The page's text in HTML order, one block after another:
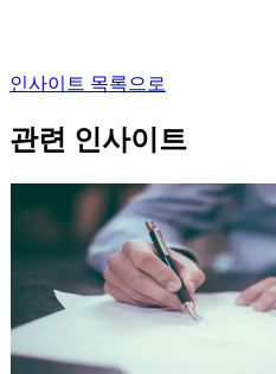
인사이트 목록으로
관련 인사이트